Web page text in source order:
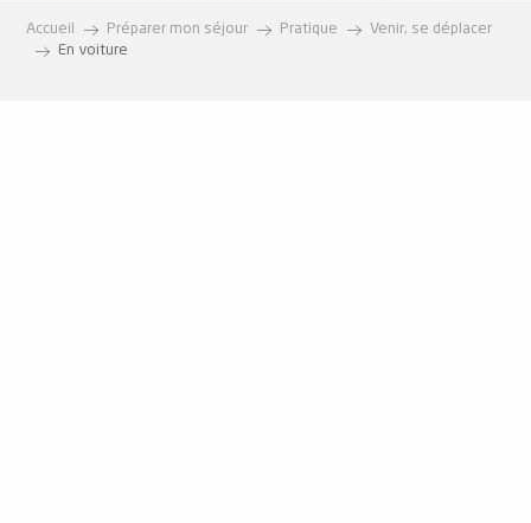
Accueil Préparer mon séjour Pratique
Venir, se déplacer
En voiture